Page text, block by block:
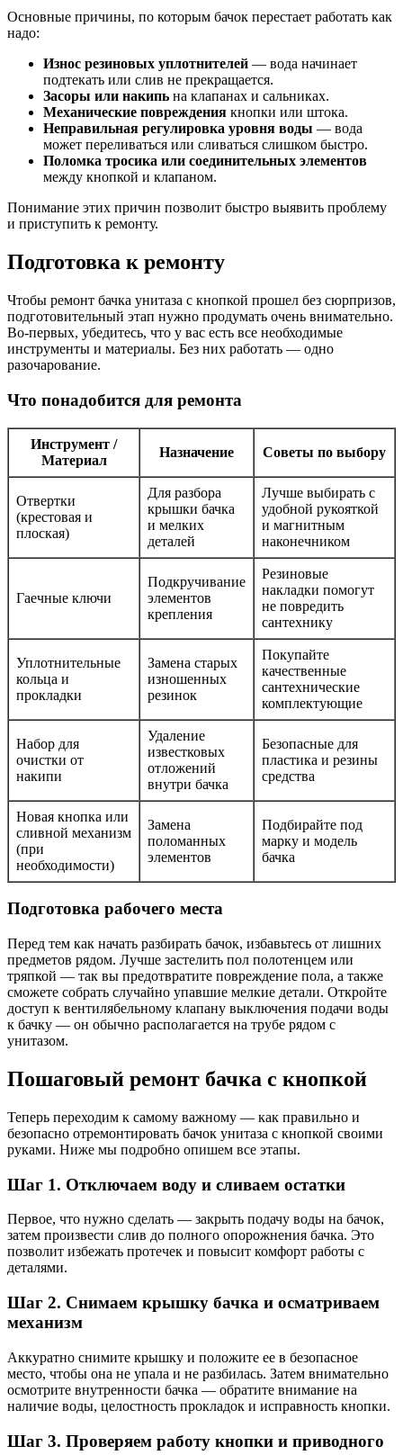
Основные причины, по которым бачок перестает работать как
надо:
Износ резиновых уплотнителей — вода начинает
подтекать или слив не прекращается.
Засоры или накипь на клапанах и сальниках.
Механические повреждения кнопки или штока.
Неправильная регулировка уровня воды — вода
может переливаться или сливаться слишком быстро.
Поломка тросика или соединительных элементов
между кнопкой и клапаном.
Понимание этих причин позволит быстро выявить проблему
и приступить к ремонту.
Подготовка к ремонту
Чтобы ремонт бачка унитаза с кнопкой прошел без сюрпризов,
подготовительный этап нужно продумать очень внимательно.
Во-первых, убедитесь, что у вас есть все необходимые
инструменты и материалы. Без них работать — одно
разочарование.
Что понадобится для ремонта
Инструмент /
Материал
Назначение Советы по выбору
Отвертки
(крестовая и
плоская)
Для разбора
крышки бачка
и мелких
деталей
Лучше выбирать с
удобной рукояткой
и магнитным
наконечником
Гаечные ключи
Подкручивание
элементов
крепления
Резиновые
накладки помогут
не повредить
сантехнику
Уплотнительные
кольца и
прокладки
Замена старых
изношенных
резинок
Покупайте
качественные
сантехнические
комплектующие
Набор для
очистки от
накипи
Удаление
известковых
отложений
внутри бачка
Безопасные для
пластика и резины
средства
Новая кнопка или
сливной механизм
(при
необходимости)
Замена
поломанных
элементов
Подбирайте под
марку и модель
бачка
Подготовка рабочего места
Перед тем как начать разбирать бачок, избавьтесь от лишних
предметов рядом. Лучше застелить пол полотенцем или
тряпкой — так вы предотвратите повреждение пола, а также
сможете собрать случайно упавшие мелкие детали. Откройте
доступ к вентилябельному клапану выключения подачи воды
к бачку — он обычно располагается на трубе рядом с
унитазом.
Пошаговый ремонт бачка с кнопкой
Теперь переходим к самому важному — как правильно и
безопасно отремонтировать бачок унитаза с кнопкой своими
руками. Ниже мы подробно опишем все этапы.
Шаг 1. Отключаем воду и сливаем остатки
Первое, что нужно сделать — закрыть подачу воды на бачок,
затем произвести слив до полного опорожнения бачка. Это
позволит избежать протечек и повысит комфорт работы с
деталями.
Шаг 2. Снимаем крышку бачка и осматриваем
механизм
Аккуратно снимите крышку и положите ее в безопасное
место, чтобы она не упала и не разбилась. Затем внимательно
осмотрите внутренности бачка — обратите внимание на
наличие воды, целостность прокладок и исправность кнопки.
Шаг 3. Проверяем работу кнопки и приводного